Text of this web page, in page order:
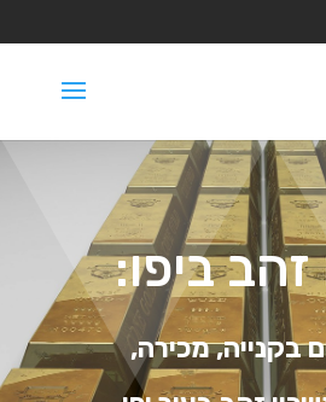
ביפו:
בקנייה, מכירה,